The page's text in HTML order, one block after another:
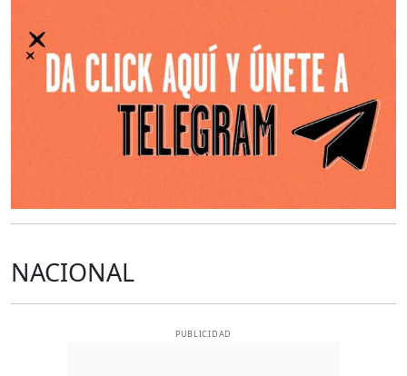
NACIONAL
PUBLICIDAD